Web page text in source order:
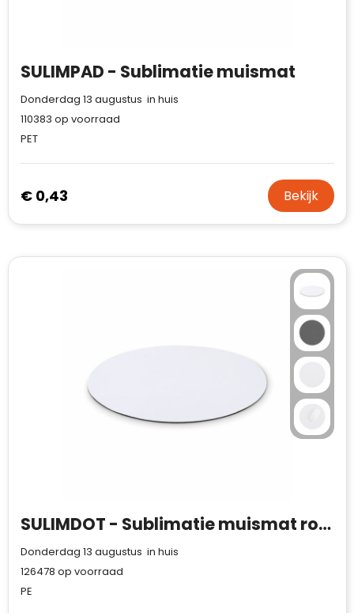
GolfOriginals
James Harvest
Mepal
Moleskine
MyKit
SULIMPAD - Sublimatie muismat
Donderdag 13 augustus in huis
110383 op voorraad
PET
€ 0,43 Bekijk
SULIMDOT - Sublimatie muismat rond
Donderdag 13 augustus in huis
126478 op voorraad
PE